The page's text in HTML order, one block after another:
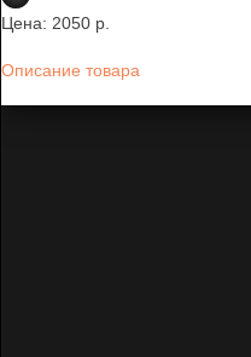
Цена: 2050 p.
Описание товара